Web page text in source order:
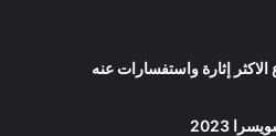
إثارة واستفسارات عنه